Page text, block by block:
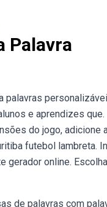
Palavra
palavras
e aprendizes
do jogo, adicione
futebol lambreta.
gerador online.
de palavras com